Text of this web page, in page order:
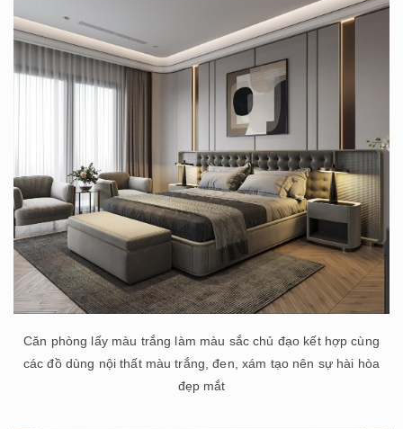
Căn phòng lấy màu trắng làm màu sắc chủ đạo kết hợp cùng
các đồ dùng nội thất màu trắng, đen, xám tạo nên sự hài hòa
đẹp mắt